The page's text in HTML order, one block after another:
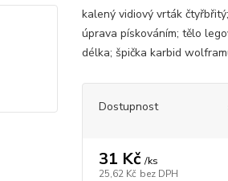
kalený vidiový vrták
úprava pískováním; tělo
délka; špička karbid
Dostupnost
31 Kč /ks
25,62 Kč bez DPH